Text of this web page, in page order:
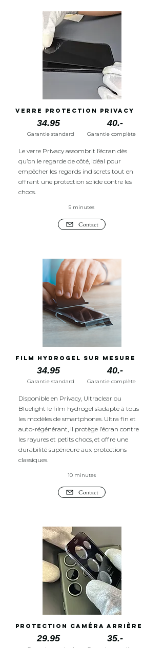
Verre protection Privacy
34.95 40.-
Garantie standard Garantie complète
Le verre Privacy assombrit l’écran dès
qu’on le regarde de côté, idéal pour
empêcher les regards indiscrets tout en
offrant une protection solide contre les
chocs.
5 minutes
Contact
Film hydrogel sur mesure
34.95 40.-
Garantie standard Garantie complète
Disponible en Privacy, Ultraclear ou
Bluelight le film hydrogel s’adapte à tous
les modèles de smartphones. Ultra fin et
auto-régénérant, il protège l’écran contre
les rayures et petits chocs, et offre une
durabilité supérieure aux protections
classiques.
10 minutes
Contact
Protection caméra arrière
29.95 35.-